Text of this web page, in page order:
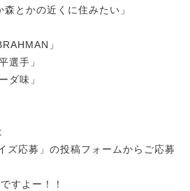
とかの近くに住みたい」
」
選手」
ダ味」
応募」の投稿フォームからご応募
すよー！！